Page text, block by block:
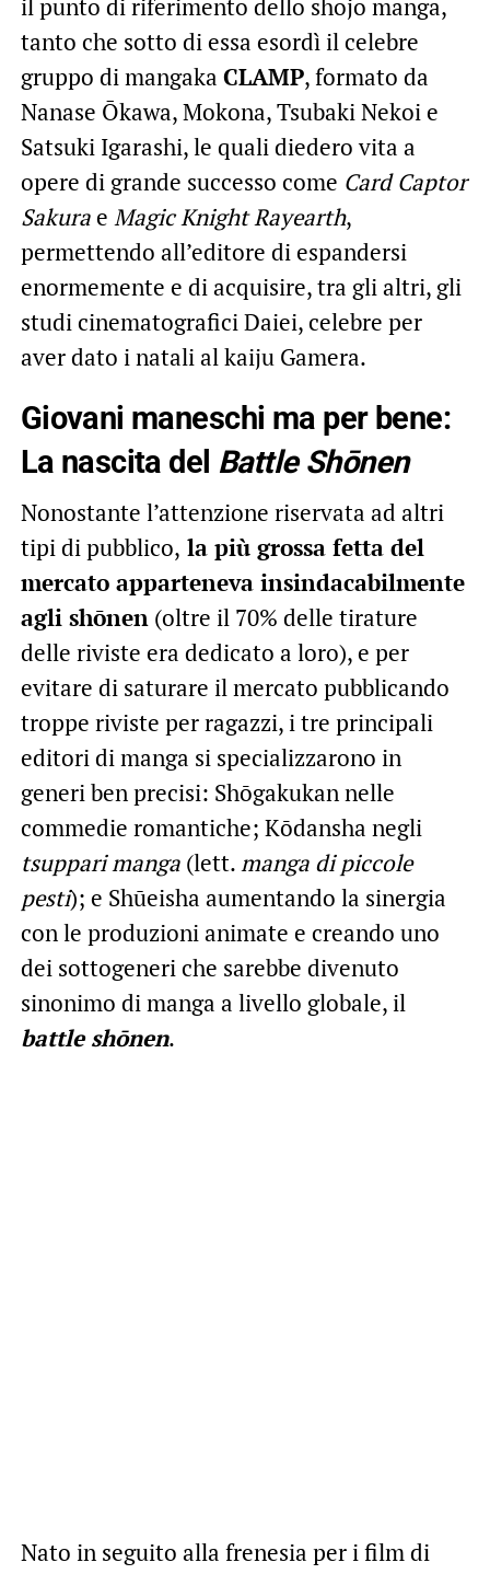
il punto di riferimento dello shojo manga,
tanto che sotto di essa esordì il celebre
gruppo di mangaka CLAMP, formato da
Nanase Ōkawa, Mokona, Tsubaki Nekoi e
Satsuki Igarashi, le quali diedero vita a
opere di grande successo come Card Captor
Sakurae Magic Knight Rayearth,
permettendo all’editore di espandersi
enormemente e di acquisire, tra gli altri, gli
studi cinematografici Daiei, celebre per
aver dato i natali al kaiju Gamera.
Giovani maneschi ma per bene:
La nascita del Battle Shōnen
Nonostante l’attenzione riservata ad altri
tipi di pubblico, la più grossa fetta del
mercato apparteneva insindacabilmente
agli shōnen(oltre il 70% delle tirature
delle riviste era dedicato a loro), e per
evitare di saturare il mercato pubblicando
troppe riviste per ragazzi, i tre principali
editori di manga si specializzarono in
generi ben precisi: Shōgakukan nelle
commedie romantiche; Kōdansha negli
tsuppari manga (lett.manga di piccole
pesti); e Shūeisha aumentando la sinergia
con le produzioni animate e creando uno
dei sottogeneri che sarebbe divenuto
sinonimo di manga a livello globale, il
battle shōnen.
Nato in seguito alla frenesia per i film di